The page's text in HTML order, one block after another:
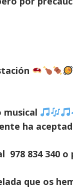
musical
ha
978 834 340 o
que os